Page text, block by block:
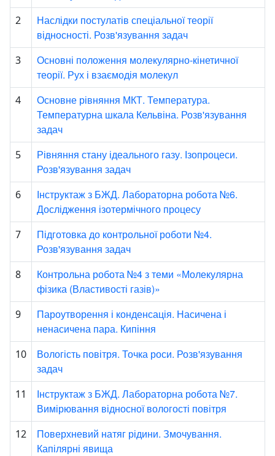
2
Наслідки постулатів спеціальної теорії
відносності. Розв'язування задач
3
Основні положення молекулярно-кінетичної
теорії. Рух і взаємодія молекул
4
Основне рівняння МКТ. Температура.
Температурна шкала Кельвіна. Розв'язування
задач
5
Рівняння стану ідеального газу. Ізопроцеси.
Розв'язування задач
6
Інструктаж з БЖД. Лабораторна робота №6.
Дослідження ізотермічного процесу
7
Підготовка до контрольної роботи №4.
Розв'язування задач
8
Контрольна робота №4 з теми «Молекулярна
фізика (Властивості газів)»
9
Пароутворення і конденсація. Насичена і
ненасичена пара. Кипіння
10
Вологість повітря. Точка роси. Розв'язування
задач
11
Інструктаж з БЖД. Лабораторна робота №7.
Вимірювання відносної вологості повітря
12
Поверхневий натяг рідини. Змочування.
Капілярні явища